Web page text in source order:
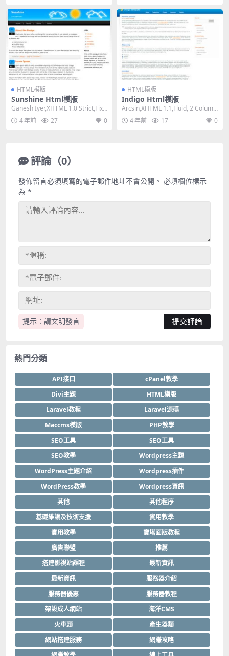
HTML模版
Sunshine Html模版
Ganesh Iyer,XHTML 1.0 Strict,Fixe
d Width...
4 年前 27 0
HTML模版
Indigo Html模版
Arcsin,XHTML 1.1,Fluid, 2 Column
s,Dark o...
4 年前 17 0
評論（0）
提示：請文明發言
發佈留言必須填寫的電子郵件地址不會公開。 必填欄位標示
為 *
熱門分類
API接口
cPanel教學
Divi主題
HTML模版
Laravel教程
Laravel源碼
Maccms模版
PHP教學
SEO工具
SEO工具
SEO教學
Wordpress主題
WordPress主題介紹
Wordpress插件
WordPress教學
Wordpress資訊
其他
其他程序
基礎維護及技術支援
實用教學
實用教學
寶塔面版教程
廣告聯盟
推薦
搭建影視站課程
最新資訊
最新資訊
服務器介紹
服務器優惠
服務器教程
架設成人網站
海洋CMS
火車頭
產生器類
網站搭建服務
網賺攻略